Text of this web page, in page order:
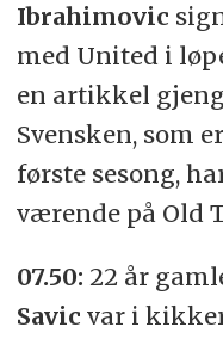
Ibrahimovic
med United i
en artikkel
Svensken, som
første sesong,
værende på Old
07.50: 22 år
Savic var i